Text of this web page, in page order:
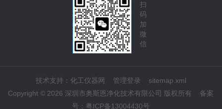
扫
码
加
微
信
技术支持： 化工仪器网 管理登录
sitemap.xml
Copyright © 2026 深圳市奥斯恩净化技术有限公司 版权所有 备案
号： 粤ICP备13004430号